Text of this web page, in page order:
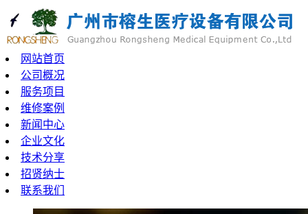
网站首页
公司概况
服务项目
维修案例
新闻中心
企业文化
技术分享
招贤纳士
联系我们